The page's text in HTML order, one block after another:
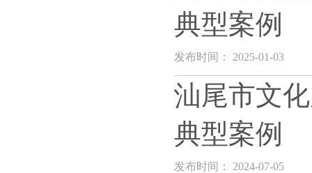
典型案例
发布时间： 2025-01-03
汕尾市文
典型案例
发布时间： 2024-07-05